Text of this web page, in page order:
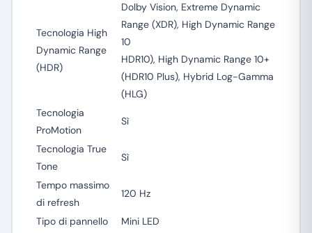
Tecnologia High
Dynamic Range
(HDR)
Dolby Vision, Extreme Dynamic
Range (XDR), High Dynamic Range
10
HDR10), High Dynamic Range 10+
(HDR10 Plus), Hybrid Log-Gamma
(HLG)
Tecnologia
ProMotion
Sì
Tecnologia True
Tone
Sì
Tempo massimo
di refresh
120 Hz
Tipo di pannello
Mini LED